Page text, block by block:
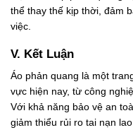
thể thay thế kịp thời, đảm
việc.
V. Kết Luận
Áo phản quang là một
vực hiện nay, từ công
Với khả năng bảo vệ an
giảm thiểu rủi ro tai nạn